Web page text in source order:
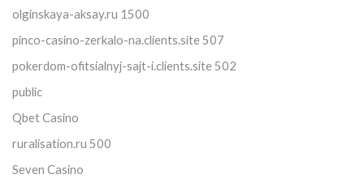
olginskaya-aksay.ru 1500
pinco-casino-zerkalo-na.clients.site 507
pokerdom-ofitsialnyj-sajt-i.clients.site 502
public
Qbet Casino
ruralisation.ru 500
Seven Casino